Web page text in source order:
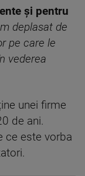
și pentru
deplasat de
pe care le
vederea
unei firme
de ani.
ce este vorba